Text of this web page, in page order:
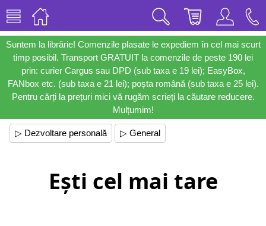
Suntem la librărie! Comenzile plasate le expediem în cel mai scurt
timp posibil. Transport GRATUIT la comenzile de peste 190 lei
prin: curier Cargus sau DPD (sub taxa e 19 lei); EasyBox,
FANbox etc. (sub taxa e 21 lei); poșta română (sub taxa e 25 lei).
Pentru cărți la prețuri mici vă rugăm scrieți la căutare reducere.
Mulțumim!
▷ Dezvoltare personală ▷ General
Ești cel mai tare